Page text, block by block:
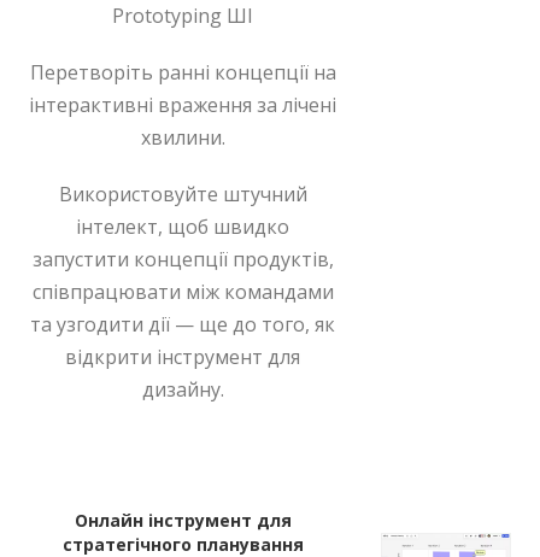
Prototyping ШІ
Перетворіть ранні концепції на
інтерактивні враження за лічені
хвилини.
Використовуйте штучний
інтелект, щоб швидко
запустити концепції продуктів,
співпрацювати між командами
та узгодити дії — ще до того, як
відкрити інструмент для
дизайну.
Онлайн інструмент для
стратегічного планування